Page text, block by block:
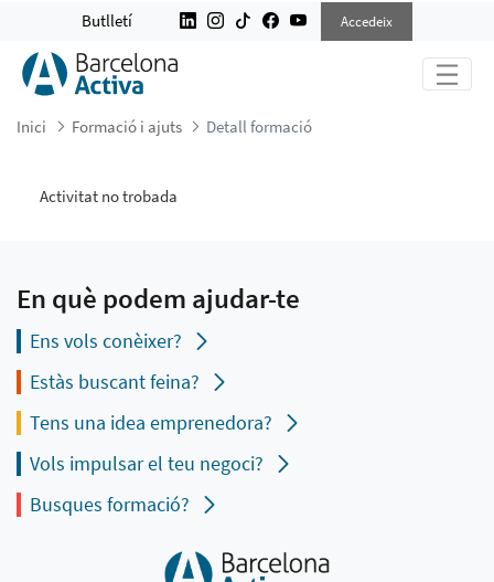
DETALL FORMACIÓ
Butlletí Accedeix
Inici Formació i ajuts Detall formació
Activitat no trobada
En què podem ajudar-te
Ens vols conèixer?
Estàs buscant feina?
Tens una idea emprenedora?
Vols impulsar el teu negoci?
Busques formació?